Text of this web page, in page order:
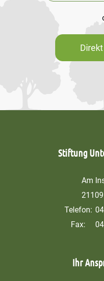
Stiftung
Am
Telefon:
Fax:
Ihr